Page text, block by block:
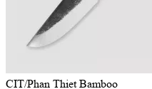
CIT/Phan Thiet Bamboo